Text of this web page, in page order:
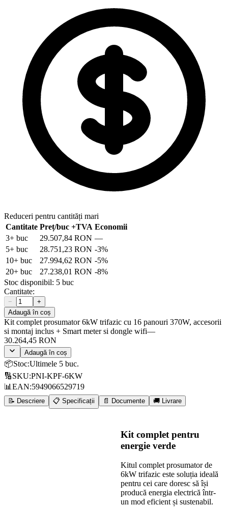
Reduceri pentru cantități mari
Cantitate Preț/buc +TVA Economii
3+ buc 29.507,84 RON —
5+ buc 28.751,23 RON -3%
10+ buc 27.994,62 RON -5%
20+ buc 27.238,01 RON -8%
Stoc disponibil: 5 buc
Cantitate:
−
+
Adaugă în coș
Kit complet prosumator 6kW trifazic cu 16 panouri 370W, accesorii
si montaj inclus + Smart meter si dongle wifi—
30.264,45 RON
Adaugă în coș
📦Stoc:Ultimele 5 buc.
🔢SKU:PNI-KPF-6KW
📊 EAN:5949066529719
📝 Descriere 📋 Specificații 📄 Documente 🚚 Livrare
Kit complet pentru
energie verde
Kitul complet prosumator de
6kW trifazic este soluția ideală
pentru cei care doresc să își
producă energia electrică într-
un mod eficient și sustenabil.